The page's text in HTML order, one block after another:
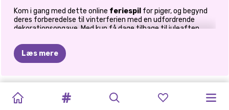
Kom i gang med dette online feriespil for piger, og begynd
deres forberedelse til vinterferien med en udfordrende
dekorationsopgave. Med kun få dage tilbage til juleaften
dem, og her kan du hjælpe dem. Er I kvinder klar til at
håndtere denne første udfordring, de forberedte til jer? I
dette onlinejuledekorationsspil
mellem en bred vifte af indpakningspapir og sløjfer med jule-
prinsesse. Når du har udført denne kreative opgave, kan du
Læs mere
CHRISTMAS
GLITTER
FROZEN
PRINCESS
PRINSESSER
GINGERBREAD
FROZEN
CHRISTMAS:
PRINSESSER
DECEMBERDRØM
ELLIE'S
CHRISTMAS
PRINSESSER
HVORDAN